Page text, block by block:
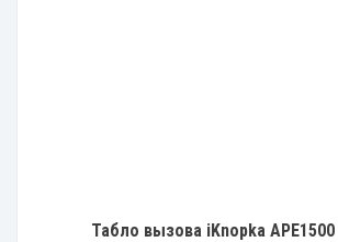
Табло вызова iKnopka